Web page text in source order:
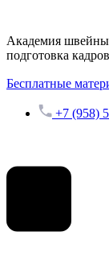
содержимому
Академия
подготовка кадров
Бесплатные
+7 (958)